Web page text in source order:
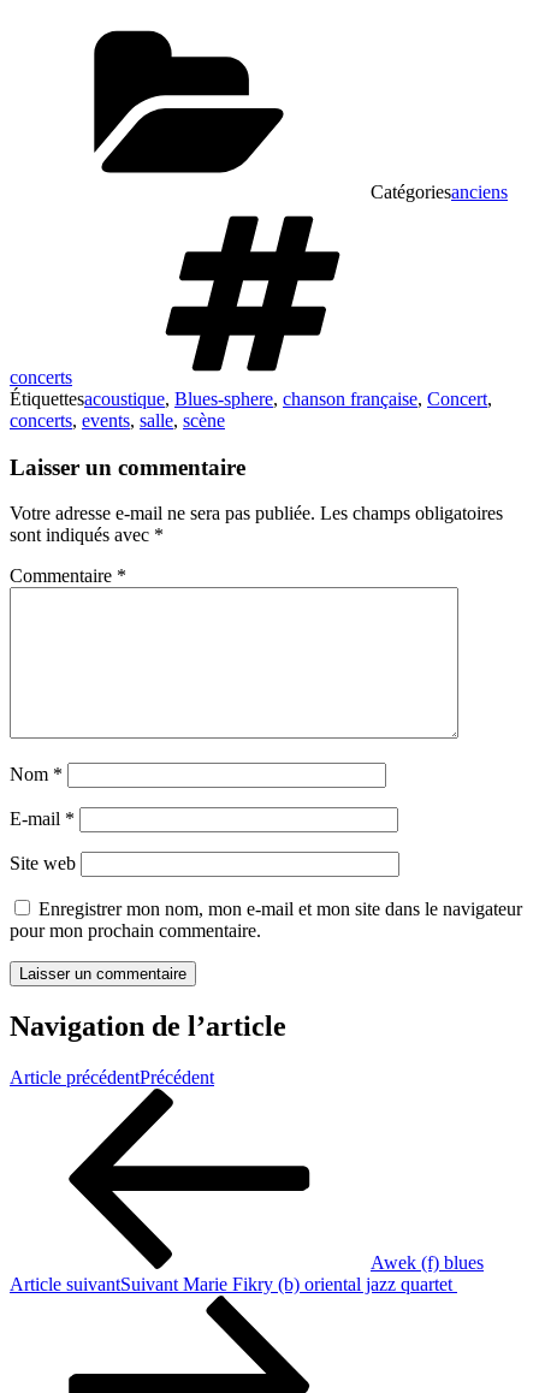
Catégoriesanciens
concerts
Étiquettesacoustique, Blues-sphere, chanson française, Concert,
concerts, events, salle, scène
Laisser un commentaire
Votre adresse e-mail ne sera pas publiée. Les champs obligatoires
sont indiqués avec *
Commentaire *
Nom *
E-mail *
Site web
Enregistrer mon nom, mon e-mail et mon site dans le navigateur
pour mon prochain commentaire.
Navigation de l’article
Article précédentPrécédent
Awek (f) blues
Article suivantSuivant Marie Fikry (b) oriental jazz quartet